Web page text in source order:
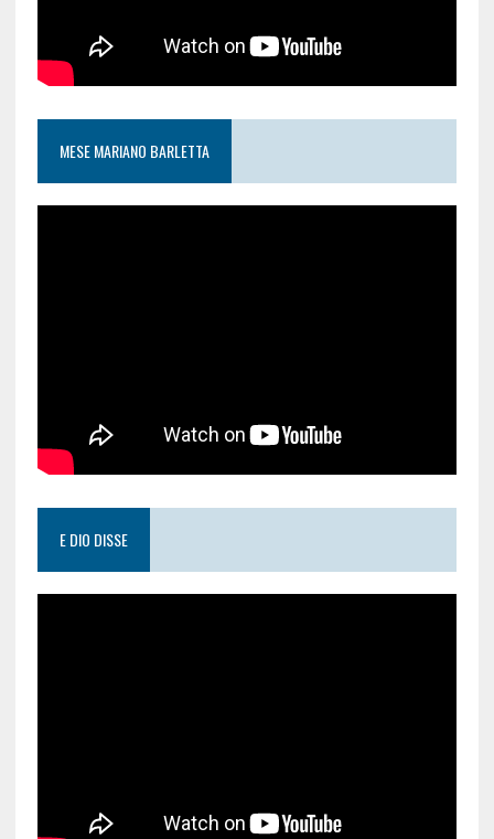
MESE MARIANO BARLETTA
E DIO DISSE